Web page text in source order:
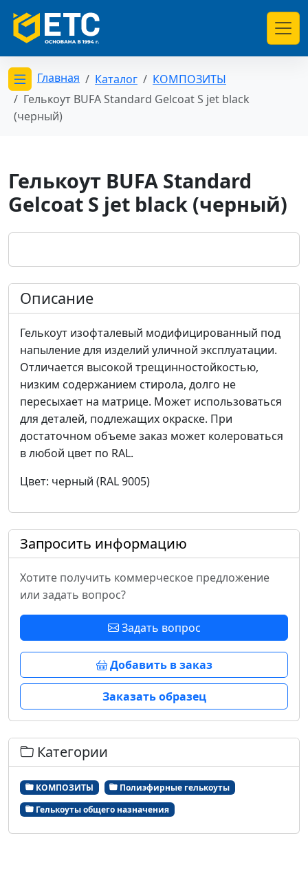
Открыть меню категорий
Главная Каталог
КОМПОЗИТЫ
Гелькоут BUFA Standard Gelcoat S jet black
(черный)
Гелькоут BUFA Standard
Gelcoat S jet black (черный)
Описание
Гелькоут изофталевый модифицированный под
напыление для изделий уличной эксплуатации.
Отличается высокой трещинностойкостью,
низким содержанием стирола, долго не
пересыхает на матрице. Может использоваться
для деталей, подлежащих окраске. При
достаточном объеме заказ может колероваться
в любой цвет по RAL.
Цвет: черный (RAL 9005)
Запросить информацию
Хотите получить коммерческое предложение
или задать вопрос?
Задать вопрос
Добавить в заказ
Заказать образец
Категории
КОМПОЗИТЫ
Полиэфирные гелькоуты
Гелькоуты общего назначения